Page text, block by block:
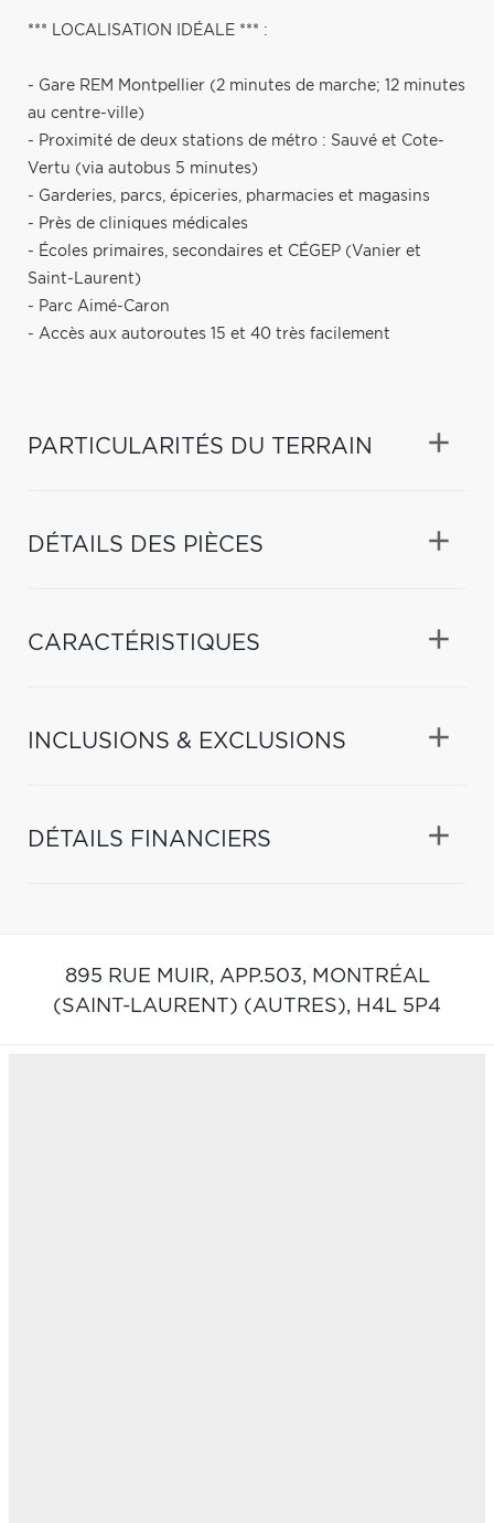
*** LOCALISATION IDÉALE *** :
- Gare REM Montpellier (2 minutes de marche; 12 minutes
au centre-ville)
- Proximité de deux stations de métro : Sauvé et Cote-
Vertu (via autobus 5 minutes)
- Garderies, parcs, épiceries, pharmacies et magasins
- Près de cliniques médicales
- Écoles primaires, secondaires et CÉGEP (Vanier et
Saint-Laurent)
- Parc Aimé-Caron
- Accès aux autoroutes 15 et 40 très facilement
PARTICULARITÉS DU TERRAIN
DÉTAILS DES PIÈCES
CARACTÉRISTIQUES
INCLUSIONS & EXCLUSIONS
DÉTAILS FINANCIERS
895 RUE MUIR, APP.503, MONTRÉAL
(SAINT-LAURENT) (AUTRES), H4L 5P4